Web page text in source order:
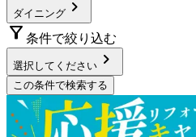
ダイニング chevron_right
filter_alt 条件で絞り込む
選択してください chevron_right
この条件で検索する